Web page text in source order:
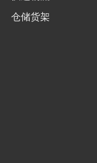
仓储货架